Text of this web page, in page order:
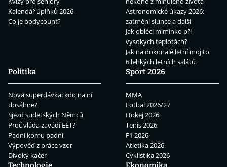
Kalendář úplňků 2026
Co je bodycount?
Astronomické úkazy 2026:
zatmění slunce a další
Jak obléci miminko při
vysokých teplotách?
Jak na dokonalé letní mojito
6 lehkých letních salátů
Politika
Nová superdávka: kdo na ní
dosáhne?
Sjezd sudetských Němců
Proč vláda zavádí EET?
Padni komu padni
Výpověď z práce vzor
Divoký kačer
Sport 2026
MMA
Fotbal 2026/27
Hokej 2026
Tenis 2026
F1 2026
Atletika 2026
Cyklistika 2026